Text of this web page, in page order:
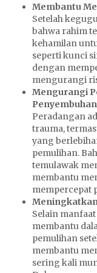
Membantu
Setelah
bahwa rahim
kehamilan
seperti kunci
dengan
mengurangi
Mengurangi
Penyembuhan
Peradangan
trauma,
yang
pemulihan.
temulawak
membantu
mempercepat
Selain
membantu
pemulihan
membantu
sering kali